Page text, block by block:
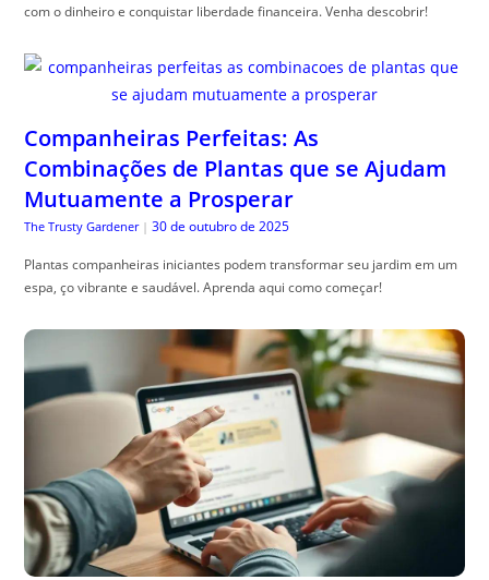
com o dinheiro e conquistar liberdade financeira. Venha descobrir!
Companheiras Perfeitas: As
Combinações de Plantas que se Ajudam
Mutuamente a Prosperar
The Trusty Gardener | 30 de outubro de 2025
Plantas companheiras iniciantes podem transformar seu jardim em um
espa, ço vibrante e saudável. Aprenda aqui como começar!